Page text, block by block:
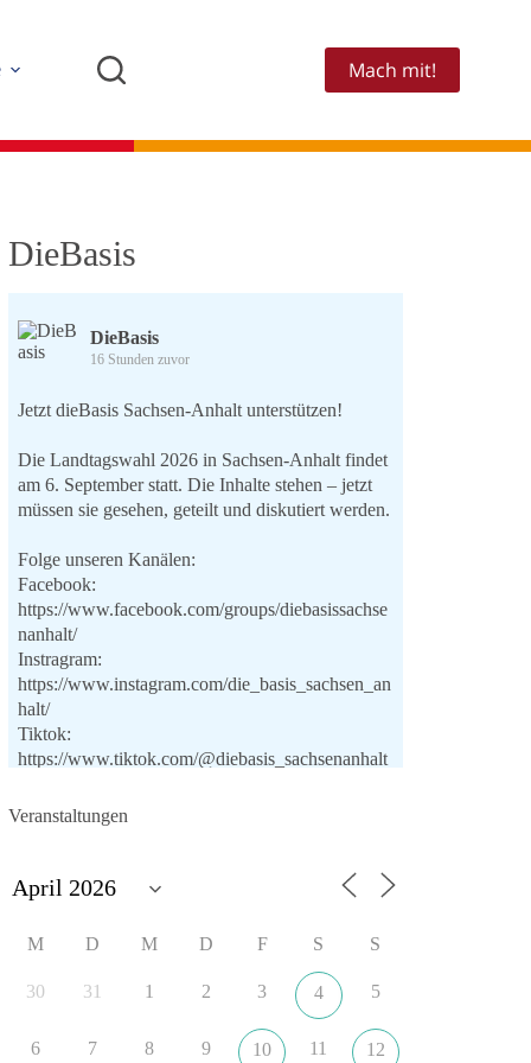
Mach mit!
DieBasis
DieBasis
16 Stunden zuvor
Jetzt dieBasis Sachsen-Anhalt unterstützen!
Die Landtagswahl 2026 in Sachsen-Anhalt findet
am 6. September statt. Die Inhalte stehen – jetzt
müssen sie gesehen, geteilt und diskutiert werden.
Folge unseren Kanälen:
Facebook:
https://www.facebook.com/groups/diebasissachse
nanhalt/
Instragram:
https://www.instagram.com/die_basis_sachsen_an
halt/
Tiktok:
https://www.tiktok.com/@diebasis_sachsenanhalt
Youtube:
🟩🟩🟦🟦🟥🟥🟧🟧
Like, teile und kommentiere unsere Beiträge,
wir stehen und warum es sich lohnt, dieBasis zu
https://diebasis-st.de/wahlprogramm/
Veranstaltungen
M D M D F S S
30 31 1 2 3 4 5
6 7 8 9 10 11 12